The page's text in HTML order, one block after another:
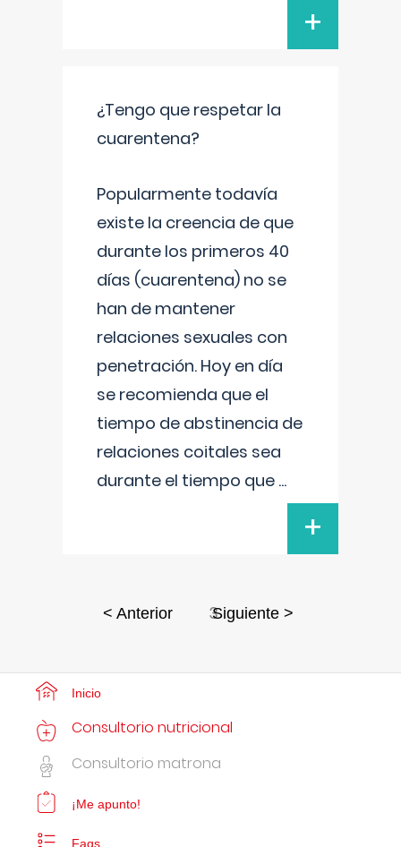
+
¿Tengo que respetar la
cuarentena?
Popularmente todavía
existe la creencia de que
durante los primeros 40
días (cuarentena) no se
han de mantener
relaciones sexuales con
penetración. Hoy en día
se recomienda que el
tiempo de abstinencia de
relaciones coitales sea
durante el tiempo que ...
+
< Anterior 3Siguiente >
Inicio
Consultorio nutricional
Consultorio matrona
¡Me apunto!
Faqs